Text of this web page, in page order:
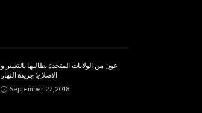
عون من الولايات المتحدة يطالبها بالتغيير و
الاصلاح: جريدة النهار
September 27, 2018